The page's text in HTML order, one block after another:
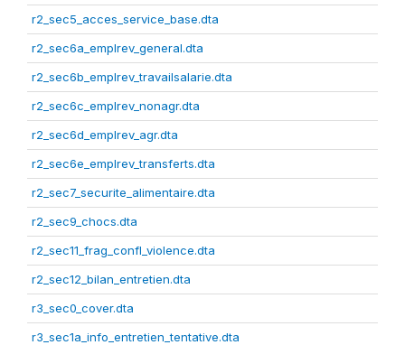
r2_sec5_acces_service_base.dta
r2_sec6a_emplrev_general.dta
r2_sec6b_emplrev_travailsalarie.dta
r2_sec6c_emplrev_nonagr.dta
r2_sec6d_emplrev_agr.dta
r2_sec6e_emplrev_transferts.dta
r2_sec7_securite_alimentaire.dta
r2_sec9_chocs.dta
r2_sec11_frag_confl_violence.dta
r2_sec12_bilan_entretien.dta
r3_sec0_cover.dta
r3_sec1a_info_entretien_tentative.dta